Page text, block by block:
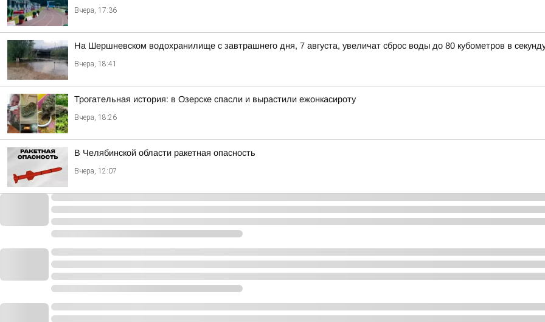
Вчера, 17:36
На Шершневском водохранилище с завтрашнего дня, 7 августа, увеличат сброс воды до 80 кубометров в
Вчера, 18:41
Трогательная история: в Озерске спасли и вырастили ежонкасироту
Вчера, 18:26
В Челябинской области ракетная опасность
Вчера, 12:07